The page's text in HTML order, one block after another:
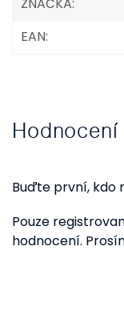
EAN:
Buďte první, kdo
Pouze
hodnocení.